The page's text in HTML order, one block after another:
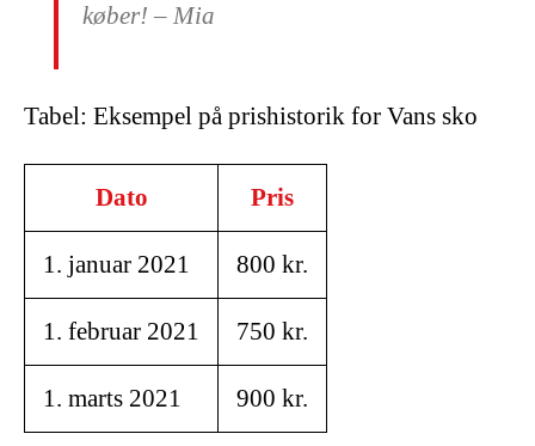
køber! – Mia
Tabel: Eksempel på prishistorik for Vans sko
Dato Pris
1. januar 2021 800 kr.
1. februar 2021 750 kr.
1. marts 2021 900 kr.